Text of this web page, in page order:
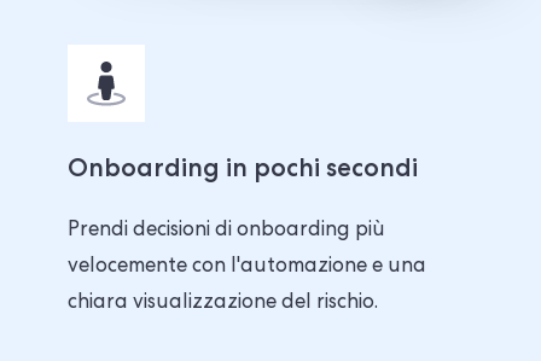
Onboarding in pochi secondi
Prendi decisioni di onboarding più
velocemente con l'automazione e una
chiara visualizzazione del rischio.